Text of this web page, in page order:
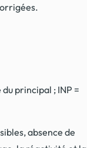
principal ; INP =
absence de